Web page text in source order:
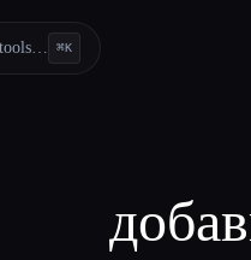
tools… ⌘K